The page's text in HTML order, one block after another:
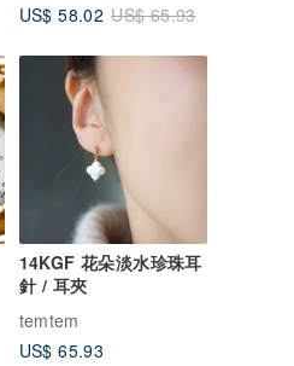
US$ 58.02 US$ 65.93
14KGF 花朵淡水珍珠耳
針 / 耳夾
temtem
US$ 65.93